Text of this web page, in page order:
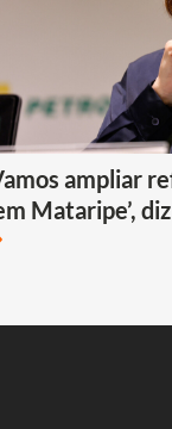
ampliar
Mataripe’,